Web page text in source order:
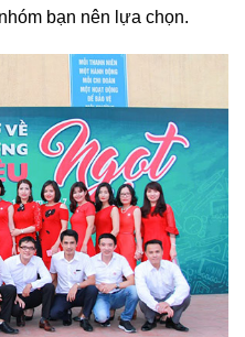
bạn nên lựa chọn.